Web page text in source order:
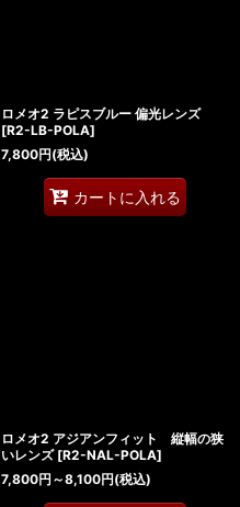
ロメオ2 ラピスブルー 偏光レンズ
[R2-LB-POLA]
7,800円(税込)
カートに入れる
ロメオ2 アジアンフィット 縦幅の狭
いレンズ [R2-NAL-POLA]
7,800円 ～8,100円(税込)